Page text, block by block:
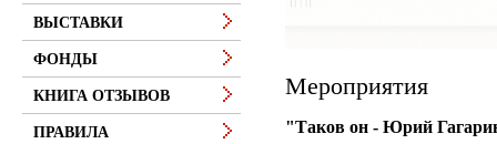
Мероприятия
"Таков он - Юрий
ВЫСТАВКИ
ФОНДЫ
КНИГА ОТЗЫВОВ
ПРАВИЛА